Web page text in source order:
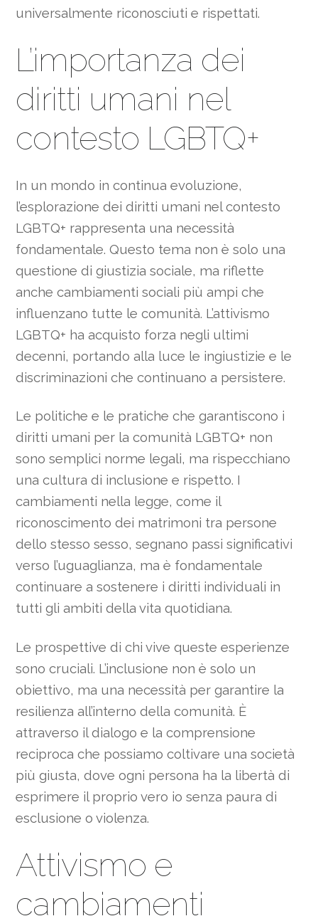
universalmente riconosciuti e rispettati.
L’importanza dei
diritti umani nel
contesto LGBTQ+
In un mondo in continua evoluzione,
l’esplorazione dei diritti umani nel contesto
LGBTQ+ rappresenta una necessità
fondamentale. Questo tema non è solo una
questione di giustizia sociale, ma riflette
anche cambiamenti sociali più ampi che
influenzano tutte le comunità. L’attivismo
LGBTQ+ ha acquisto forza negli ultimi
decenni, portando alla luce le ingiustizie e le
discriminazioni che continuano a persistere.
Le politiche e le pratiche che garantiscono i
diritti umani per la comunità LGBTQ+ non
sono semplici norme legali, ma rispecchiano
una cultura di inclusione e rispetto. I
cambiamenti nella legge, come il
riconoscimento dei matrimoni tra persone
dello stesso sesso, segnano passi significativi
verso l’uguaglianza, ma è fondamentale
continuare a sostenere i diritti individuali in
tutti gli ambiti della vita quotidiana.
Le prospettive di chi vive queste esperienze
sono cruciali. L’inclusione non è solo un
obiettivo, ma una necessità per garantire la
resilienza all’interno della comunità. È
attraverso il dialogo e la comprensione
reciproca che possiamo coltivare una società
più giusta, dove ogni persona ha la libertà di
esprimere il proprio vero io senza paura di
esclusione o violenza.
Attivismo e
cambiamenti